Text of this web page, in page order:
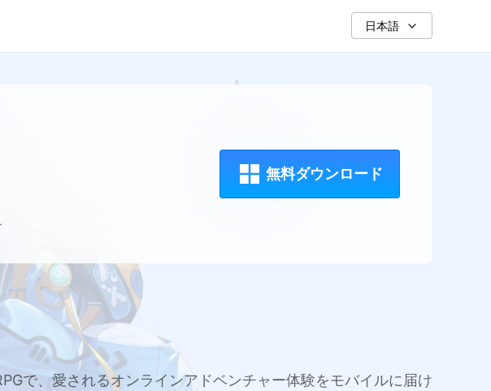
日本語
無料ダウンロード
で、愛されるオンラインアドベンチャー体験をモバイルに届け